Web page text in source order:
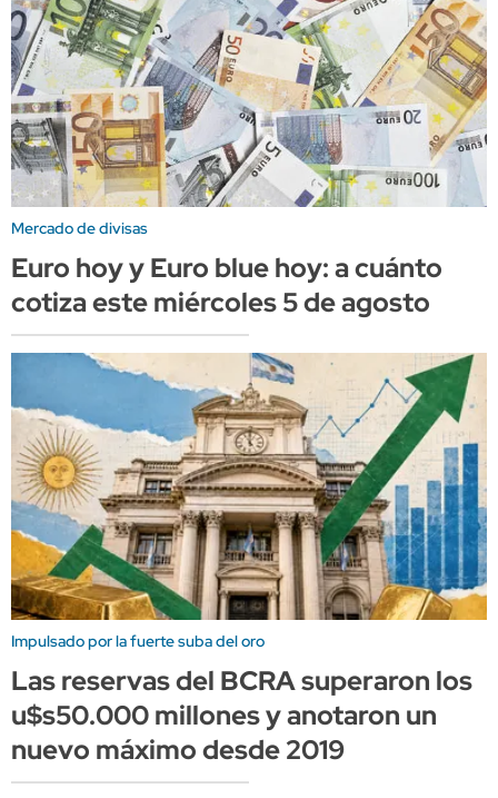
Mercado de divisas
Euro hoy y Euro blue hoy: a cuánto
cotiza este miércoles 5 de agosto
Impulsado por la fuerte suba del oro
Las reservas del BCRA superaron los
u$s50.000 millones y anotaron un
nuevo máximo desde 2019